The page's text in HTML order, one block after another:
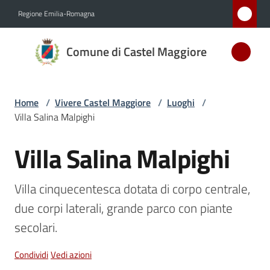
Regione Emilia-Romagna
Comune di Castel Maggiore
Comune
di Castel
D'ARGENTO
AL MERITO
Amministrazione
Novità
Servizi
Home / Vivere Castel Maggiore / Luoghi /
Villa Salina Malpighi
Salta al contenuto
Villa Salina Malpighi
Villa cinquecentesca dotata di corpo centrale,
due corpi laterali, grande parco con piante
secolari.
CondividiVedi azioni